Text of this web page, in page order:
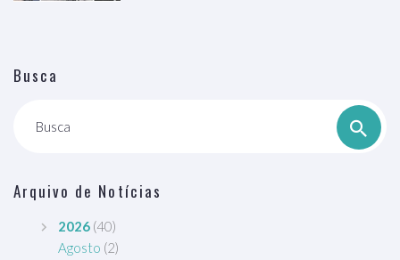
Busca
Busca
Arquivo de Notícias
2026 (40)
Agosto (2)